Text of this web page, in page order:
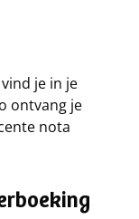
je in je
ontvang je
nota